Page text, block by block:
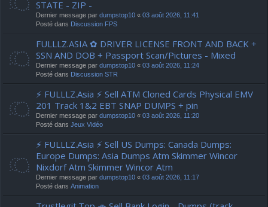
STATE - ZIP -
Dernier message par dumpstop10 « 03 août 2026, 11:41
Posté dans Discussion FPS
FULLLZ.ASIA ✿ DRIVER LICENSE FRONT AND BACK +
SSN AND DOB + Passport Scan/Pictures - Mixed
Dernier message par dumpstop10 « 03 août 2026, 11:24
Posté dans Discussion STR
⚡ FULLLZ.Asia ⚡ Sell ATM Cloned Cards Physical EMV
201 Track 1&2 EBT SNAP DUMPS + pin
Dernier message par dumpstop10 « 03 août 2026, 11:20
Posté dans Jeux Vidéo
⚡ FULLLZ.Asia ⚡ Sell US Dumps: Canada Dumps:
Europe Dumps: Asia Dumps Atm Skimmer Wincor
Nixdorf Atm Skimmer Wincor Atm
Dernier message par dumpstop10 « 03 août 2026, 11:17
Posté dans Animation